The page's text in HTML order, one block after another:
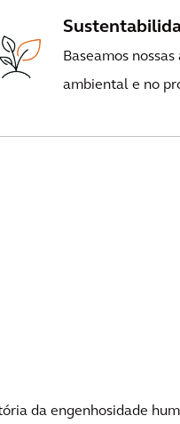
Baseamos
ambiental e no
da engenhosidade